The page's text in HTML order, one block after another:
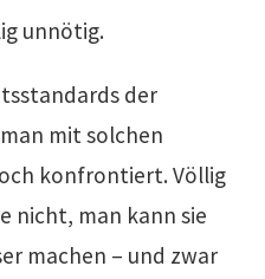
unnötig.
der
konfrontiert. Völlig
nicht, man kann sie
machen – und zwar